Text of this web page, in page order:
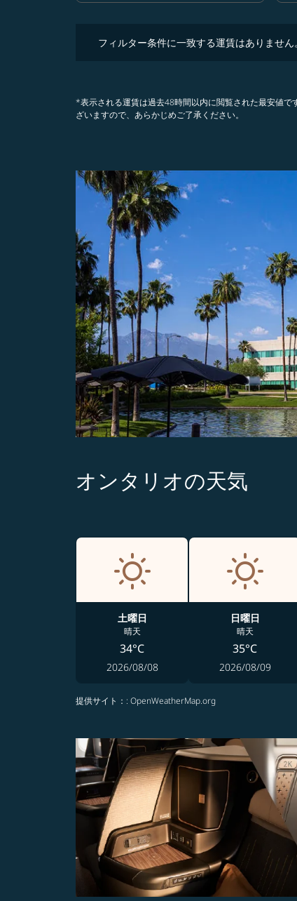
フィルター条件に一致する運賃はありませ
*表示される運賃は過去48時間以内に閲覧された最安値
ざいますので、あらかじめご了承ください。
オンタリオの天気
土曜日
晴天
34°C
2026/08/08
日曜日
晴天
35°C
2026/08/09
提供サイト： : OpenWeatherMap.org